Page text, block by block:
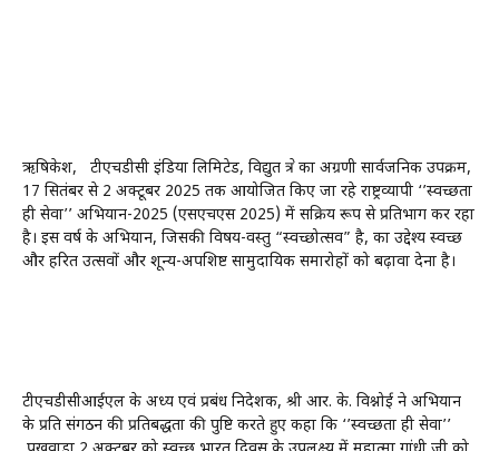
ऋषिकेश, टीएचडीसी इंडिया लिमिटेड, विद्युत क्षेत्र का अग्रणी सार्वजनिक उपक्रम,
17 सितंबर से 2 अक्टूबर 2025 तक आयोजित किए जा रहे राष्ट्रव्यापी ‘’स्वच्छता
ही सेवा’’ अभियान-2025 (एसएचएस 2025) में सक्रिय रूप से प्रतिभाग कर रहा
है। इस वर्ष के अभियान, जिसकी विषय-वस्तु “स्वच्छोत्सव” है, का उद्देश्य स्वच्छ
और हरित उत्सवों और शून्य-अपशिष्ट सामुदायिक समारोहों को बढ़ावा देना है।
टीएचडीसीआईएल के अध्यक्ष एवं प्रबंध निदेशक, श्री आर. के. विश्नोई ने अभियान
के प्रति संगठन की प्रतिबद्धता की पुष्टि करते हुए कहा कि ‘’स्वच्छता ही सेवा’’